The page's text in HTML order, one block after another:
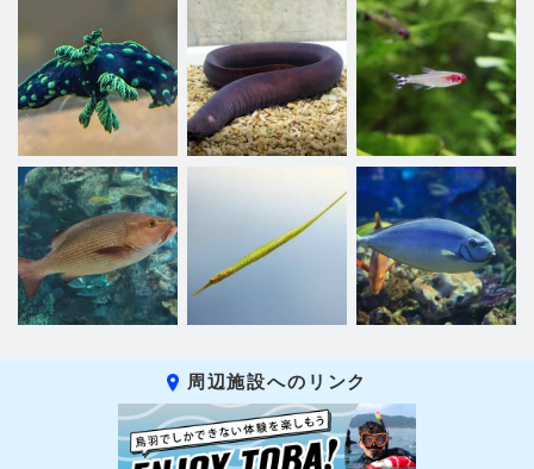
周辺施設へのリンク